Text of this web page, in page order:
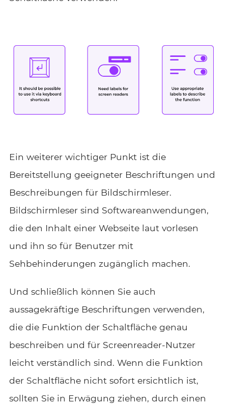
Ein weiterer wichtiger Punkt ist die
Bereitstellung geeigneter Beschriftungen und
Beschreibungen für Bildschirmleser.
Bildschirmleser sind Softwareanwendungen,
die den Inhalt einer Webseite laut vorlesen
und ihn so für Benutzer mit
Sehbehinderungen zugänglich machen.
Und schließlich können Sie auch
aussagekräftige Beschriftungen verwenden,
die die Funktion der Schaltfläche genau
beschreiben und für Screenreader-Nutzer
leicht verständlich sind. Wenn die Funktion
der Schaltfläche nicht sofort ersichtlich ist,
sollten Sie in Erwägung ziehen, durch einen